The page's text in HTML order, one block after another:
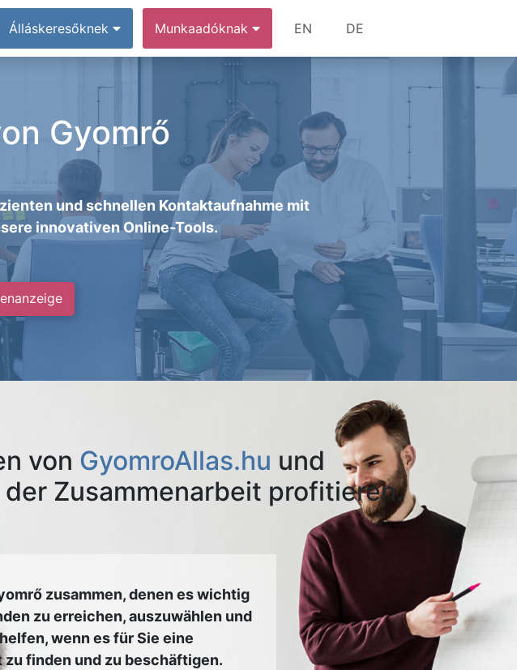
Álláskeresőknek Munkaadóknak EN DE
Gyomrő
und schnellen Kontaktaufnahme mit
innovativen Online-Tools.
von GyomroAllas.hu und
Zusammenarbeit profitieren.
zusammen, denen es wichtig
zu erreichen, auszuwählen und
wenn es für Sie eine
finden und zu beschäftigen.